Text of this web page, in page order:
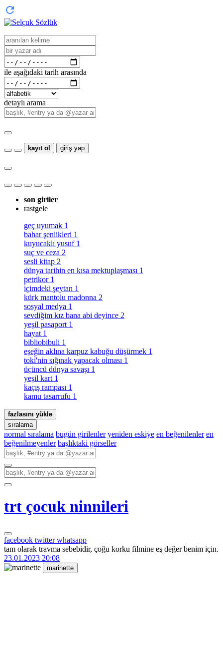
ile aşağıdaki tarih arasında
detaylı arama
kayıt ol giriş yap
son giriler
rastgele
geç uyumak 1
bahar şenlikleri 1
kuyucaklı yusuf 1
suç ve ceza 2
sesli kitap 2
dünya tarihin en kısa mektuplaşması 1
petrikor 1
i̇çimdeki şeytan 1
kürk mantolu madonna 2
sosyal medya 1
sevdiğim kız bana abi deyince 2
yeşil pasaport 1
hayat 1
bibliobibuli 1
eşeğin aklına karpuz kabuğu düşürmek 1
toki̇'nin sığınak yapacak olması 1
üçüncü dünya savaşı 1
yeşil kart 1
kaçış rampası 1
kamu tasarrufu 1
fazlasını yükle
sıralama
normal sıralama bugün girilenler yeniden eskiye en beğenilenler en
beğenilmeyenler başlıktaki görseller
trt çocuk ninnileri
facebook twitterwhatsapp
tam olarak travma sebebidir, çoğu korku filmine eş değer benim için.
23.01.2023 20:08
marinette